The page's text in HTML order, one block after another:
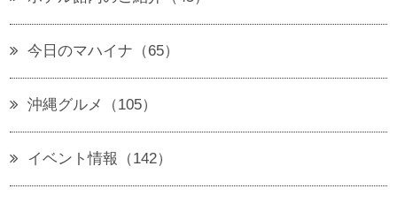
今日のマハイナ（65）
沖縄グルメ（105）
イベント情報（142）